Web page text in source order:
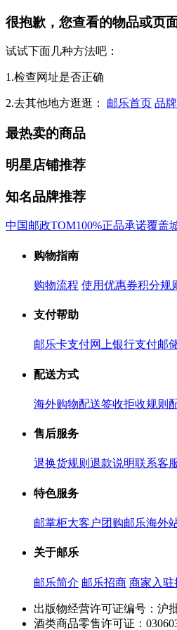
很抱歉，您查看的物品或页
试试下面几种方法吧：
1.检查网址是否正确
2.去其他地方逛逛： 邮乐首页 品
最热卖的商品
明星店铺推荐
知名品牌推荐
中国邮政TOM100%正品承诺覆盖
购物指南
购物流程 使用优惠券积分规
支付帮助
邮乐卡支付网上银行支付邮
配送方式
海外购物配送签收拒收规则
售后服务
退换货规则 退款说明联系客
特色服务
邮掌柜大客户团购邮乐海外
关于邮乐
邮乐简介 邮乐招商 商家入驻
出版物经营许可证编号：沪
酒类商品零售许可证：